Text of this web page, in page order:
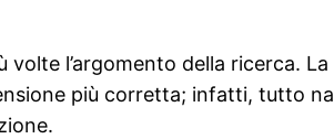
l’argomento della ricerca.
più corretta; infatti, tutto